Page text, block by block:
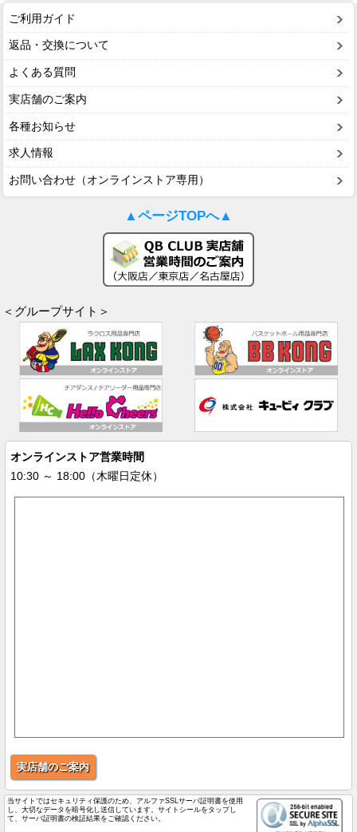
ご利用ガイド
返品・交換について
よくある質問
実店舗のご案内
各種お知らせ
求人情報
お問い合わせ（オンラインストア専用）
▲ページTOPへ▲
＜グループサイト＞
オンラインストア営業時間
10:30 ～ 18:00（木曜日定休）
実店舗のご案内
当サイトではセキュリティ保護のため、アルファSSLサーバ証明書を使用
し、大切なデータを暗号化し送信しています。サイトシールをタップし
て、サーバ証明書の検証結果をご確認ください。